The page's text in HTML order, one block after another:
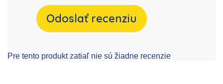
Odoslať recenziu
Pre tento produkt zatiaľ nie sú žiadne recenzie